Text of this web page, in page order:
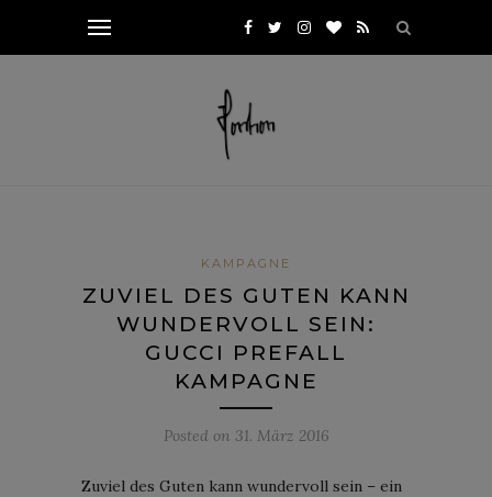
KAMPAGNE
ZUVIEL DES GUTEN KANN
WUNDERVOLL SEIN:
GUCCI PREFALL
KAMPAGNE
Posted on 31. März 2016
Zuviel des Guten kann wundervoll sein – ein